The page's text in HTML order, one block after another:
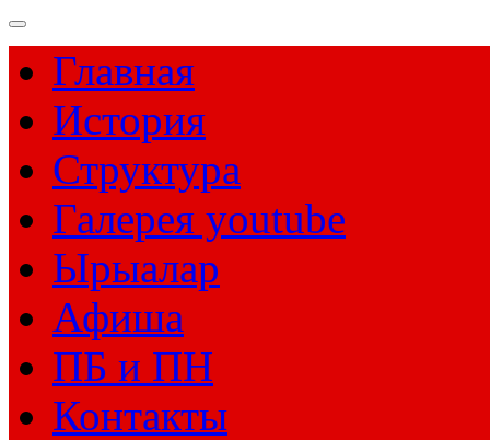
Главная
История
Структура
Галерея youtube
Ырыалар
Афиша
ПБ и ПН
Контакты